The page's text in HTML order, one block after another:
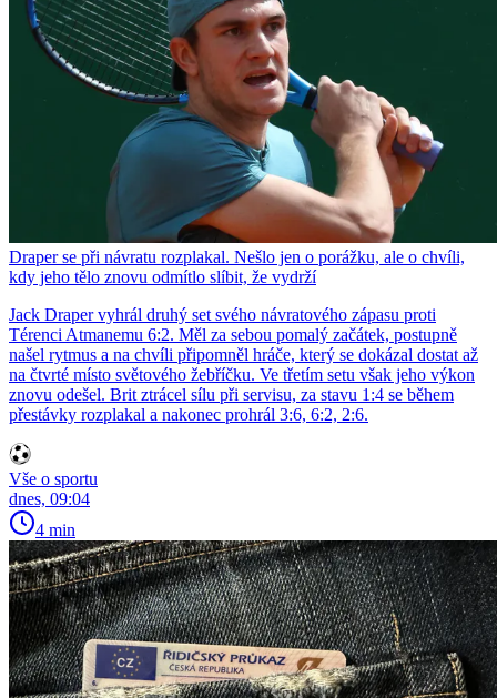
Draper se při návratu rozplakal. Nešlo jen o porážku, ale o chvíli,
kdy jeho tělo znovu odmítlo slíbit, že vydrží
Jack Draper vyhrál druhý set svého návratového zápasu proti
Térenci Atmanemu 6:2. Měl za sebou pomalý začátek, postupně
našel rytmus a na chvíli připomněl hráče, který se dokázal dostat až
na čtvrté místo světového žebříčku. Ve třetím setu však jeho výkon
znovu odešel. Brit ztrácel sílu při servisu, za stavu 1:4 se během
přestávky rozplakal a nakonec prohrál 3:6, 6:2, 2:6.
Vše o sportu
dnes, 09:04
4 min